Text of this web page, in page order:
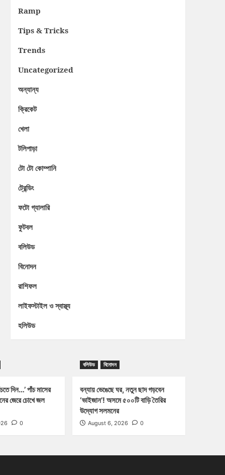
Ramp
Tips & Tricks
Trends
Uncategorized
অন্যান্য
ক্রিকেট
খেলা
টলিপাড়া
টো টো কোম্পানি
ট্রেন্ডিং
ফটো গ্যালারি
ফুটবল
বলিউড
বিনোদন
রাশিফল
লাইফস্টাইল ও স্বাস্থ্য
হলিউড
দিন…’ পাঁচ মাসের
জেরে চোখে জল
0
বলিউড বিনোদন
বন্যায় ভেঙেছে ঘর, নতুন ছাদ গড়বেন
‘ভাইজান’! অসমে ৫০০টি বাড়ি তৈরির
উদ্যোগ সলমনের
August 6, 2026 0